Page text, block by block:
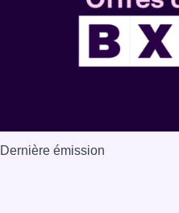
Dernière émission